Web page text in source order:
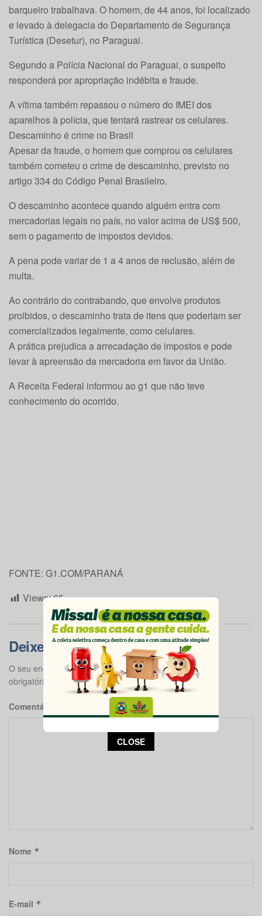
barqueiro trabalhava. O homem, de 44 anos, foi localizado
e levado à delegacia do Departamento de Segurança
Turística (Desetur), no Paraguai.
Segundo a Polícia Nacional do Paraguai, o suspeito
responderá por apropriação indébita e fraude.
A vítima também repassou o número do IMEI dos
aparelhos à polícia, que tentará rastrear os celulares.
Descaminho é crime no Brasil
Apesar da fraude, o homem que comprou os celulares
também cometeu o crime de descaminho, previsto no
artigo 334 do Código Penal Brasileiro.
O descaminho acontece quando alguém entra com
mercadorias legais no país, no valor acima de US$ 500,
sem o pagamento de impostos devidos.
A pena pode variar de 1 a 4 anos de reclusão, além de
multa.
Ao contrário do contrabando, que envolve produtos
proibidos, o descaminho trata de itens que poderiam ser
comercializados legalmente, como celulares.
A prática prejudica a arrecadação de impostos e pode
levar à apreensão da mercadoria em favor da União.
A Receita Federal informou ao g1 que não teve
conhecimento do ocorrido.
FONTE: G1.COM/PARANÁ
Views:65
Deixe um comentário
O seu endereço de e-mail não será publicado. Campos
obrigatórios são marcados com*
Comentário
Nome *
E-mail *
This popup will close in:
CLOSE